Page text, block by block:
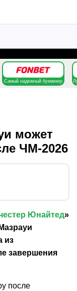
Самый надежный букмекер
может
ЧМ-2026
Юнайтед»
из
завершения
после